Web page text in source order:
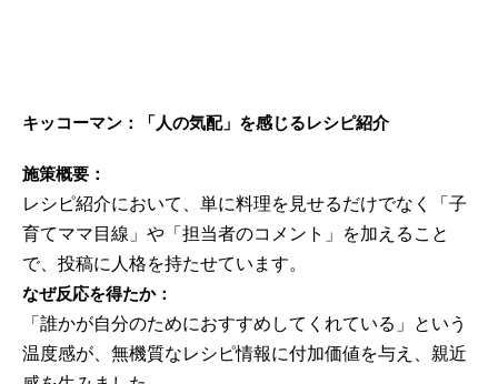
キッコーマン：「人の気配」を感じるレシピ紹介
施策概要：
レシピ紹介において、単に料理を見せるだけでなく「子
育てママ目線」や「担当者のコメント」を加えること
で、投稿に人格を持たせています。
なぜ反応を得たか：
「誰かが自分のためにおすすめしてくれている」という
温度感が、無機質なレシピ情報に付加価値を与え、親近